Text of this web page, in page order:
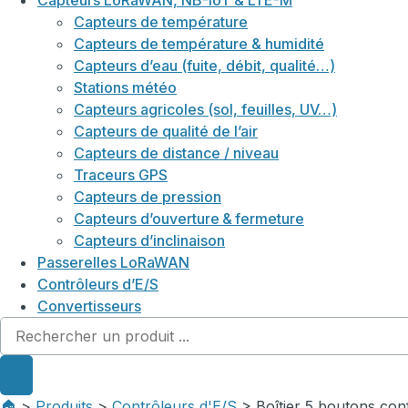
Capteurs de température
Capteurs de température & humidité
Capteurs d’eau (fuite, débit, qualité…)
Stations météo
Capteurs agricoles (sol, feuilles, UV…)
Capteurs de qualité de l’air
Capteurs de distance / niveau
Traceurs GPS
Capteurs de pression
Capteurs d’ouverture & fermeture
Capteurs d’inclinaison
Passerelles LoRaWAN
Contrôleurs d’E/S
Convertisseurs